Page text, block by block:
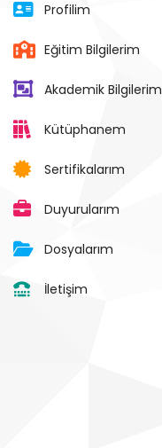
Profilim
Eğitim Bilgilerim
Akademik Bilgilerim
Kütüphanem
Sertifikalarım
Duyurularım
Dosyalarım
İletişim